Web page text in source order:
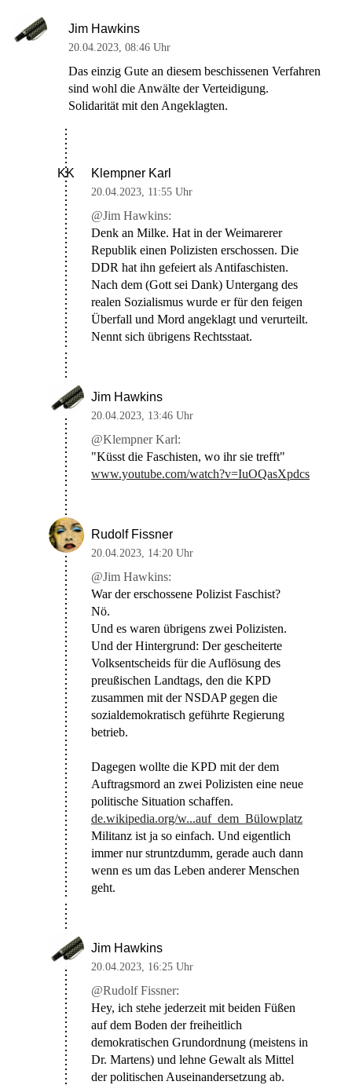
Jim Hawkins
20.04.2023, 08:46 Uhr
Das einzig Gute an diesem beschissenen Verfahren
sind wohl die Anwälte der Verteidigung.
Solidarität mit den Angeklagten.
KK Klempner Karl
20.04.2023 11:55 Uhr
@Jim Hawkins:
Denk an Milke. Hat in der Weimarerer
Republik einen Polizisten erschossen. Die
DDR hat ihn gefeiert als Antifaschisten.
Nach dem (Gott sei Dank) Untergang des
realen Sozialismus wurde er für den feigen
Überfall und Mord angeklagt und verurteilt.
Nennt sich übrigens Rechtsstaat.
Jim Hawkins
20.04.2023 13:46 Uhr
@Klempner Karl:
"Küsst die Faschisten, wo ihr sie trefft"
www.youtube.com/watch?v=IuOQasXpdcs
Rudolf Fissner
20.04.2023 14:20 Uhr
@Jim Hawkins:
War der erschossene Polizist Faschist?
Nö.
Und es waren übrigens zwei Polizisten.
Und der Hintergrund: Der gescheiterte
Volksentscheids für die Auflösung des
preußischen Landtags, den die KPD
zusammen mit der NSDAP gegen die
sozialdemokratisch geführte Regierung
betrieb.
Dagegen wollte die KPD mit der dem
Auftragsmord an zwei Polizisten eine neue
politische Situation schaffen.
de.wikipedia.org/w...auf_dem_Bülowplatz
Militanz ist ja so einfach. Und eigentlich
immer nur struntzdumm, gerade auch dann
wenn es um das Leben anderer Menschen
geht.
Jim Hawkins
20.04.2023 16:25 Uhr
@Rudolf Fissner:
Hey, ich stehe jederzeit mit beiden Füßen
auf dem Boden der freiheitlich
demokratischen Grundordnung (meistens in
Dr. Martens) und lehne Gewalt als Mittel
der politischen Auseinandersetzung ab.